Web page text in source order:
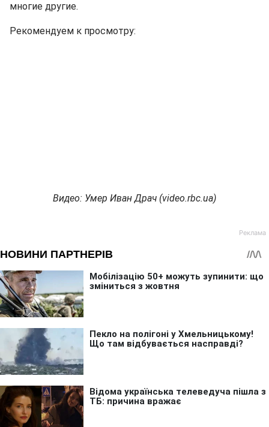
многие другие.
Рекомендуем к просмотру:
Видео: Умер Иван Драч (video.rbc.ua)